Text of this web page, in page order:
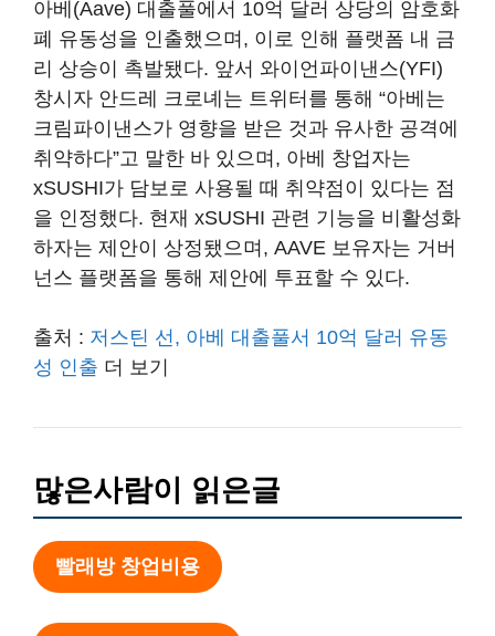
아베(Aave) 대출풀에서 10억 달러 상당의 암호화
폐 유동성을 인출했으며, 이로 인해 플랫폼 내 금
리 상승이 촉발됐다. 앞서 와이언파이낸스(YFI)
창시자 안드레 크로녜는 트위터를 통해 “아베는
크림파이낸스가 영향을 받은 것과 유사한 공격에
취약하다”고 말한 바 있으며, 아베 창업자는
xSUSHI가 담보로 사용될 때 취약점이 있다는 점
을 인정했다. 현재 xSUSHI 관련 기능을 비활성화
하자는 제안이 상정됐으며, AAVE 보유자는 거버
넌스 플랫폼을 통해 제안에 투표할 수 있다.
출처 : 저스틴 선, 아베 대출풀서 10억 달러 유동
성 인출 더 보기
많은사람이 읽은글
빨래방 창업비용